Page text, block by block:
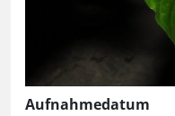
Aufnahmedatum